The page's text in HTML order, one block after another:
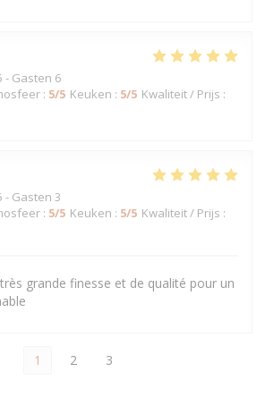
- Gasten 6
: 5/5 Keuken : 5/5 Kwaliteit / Prijs :
- Gasten 3
: 5/5 Keuken : 5/5 Kwaliteit / Prijs :
grande finesse et de qualité pour un
1 2 3